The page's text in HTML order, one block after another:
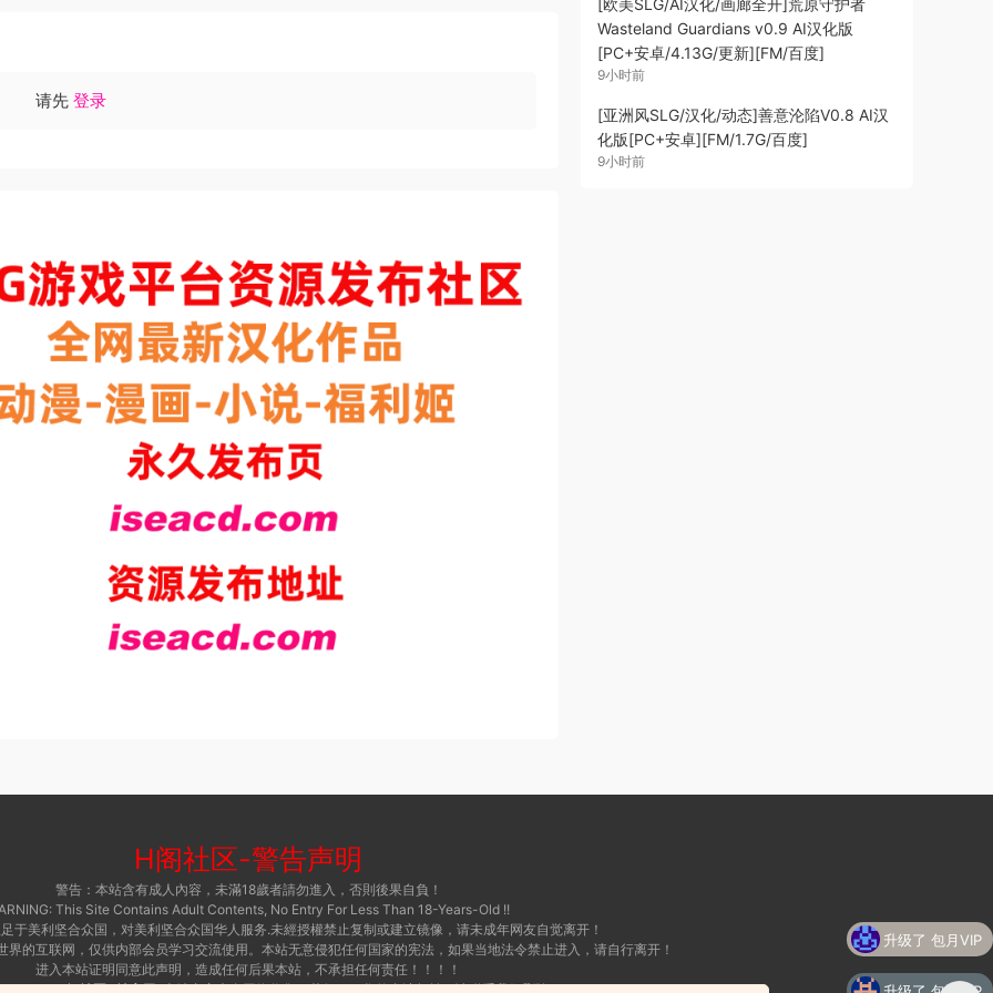
请先 登录
[欧美SLG/AI汉化/画廊全开]荒原守护者
Wasteland Guardians v0.9 AI汉化版
[PC+安卓/4.13G/更新][FM/百度]
9小时前
[亚洲风SLG/汉化/动态]善意沦陷V0.8 AI汉
化版[PC+安卓][FM/1.7G/百度]
9小时前
H阁社区-警告声明
警告：本站含有成人內容，未滿18歲者請勿進入，否則後果自負！
This Site Contains Adult Contents, No Entry For Less Than 18-Years-Old !!
于美利坚合众国，对美利坚合众国华人服务.未經授權禁止复制或建立镜像，请未成年网友自觉离开！
界的互联网，仅供内部会员学习交流使用。本站无意侵犯任何国家的宪法，如果当地法令禁止进入，请自行离开！
进入本站证明同意此声明，造成任何后果本站，不承担任何责任！！！！
2015 ·H阁社区-i社官网本站内容来自网络收集，若侵犯了您的合法权益，请联系我们删除！
升级了 包月VIP
升级了 包月VIP